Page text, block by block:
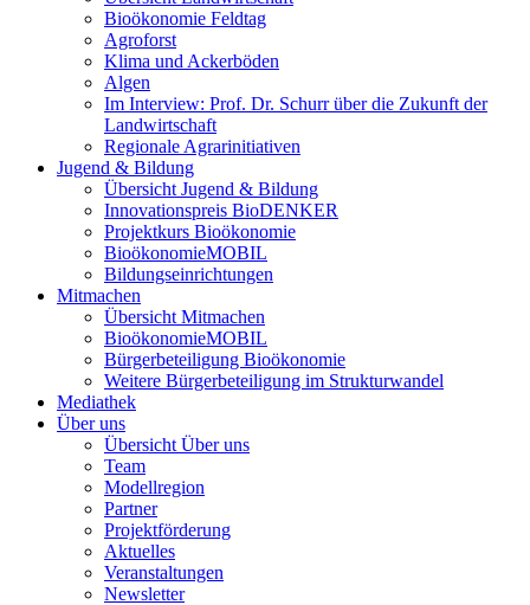
Bioökonomie Feldtag
Agroforst
Klima und Ackerböden
Algen
Im Interview: Prof. Dr. Schurr über die Zukunft der
Landwirtschaft
Regionale Agrarinitiativen
Jugend & Bildung
Übersicht Jugend & Bildung
Innovationspreis BioDENKER
Projektkurs Bioökonomie
BioökonomieMOBIL
Bildungseinrichtungen
Mitmachen
Übersicht Mitmachen
BioökonomieMOBIL
Bürgerbeteiligung Bioökonomie
Weitere Bürgerbeteiligung im Strukturwandel
Mediathek
Über uns
Übersicht Über uns
Team
Modellregion
Partner
Projektförderung
Aktuelles
Veranstaltungen
Newsletter